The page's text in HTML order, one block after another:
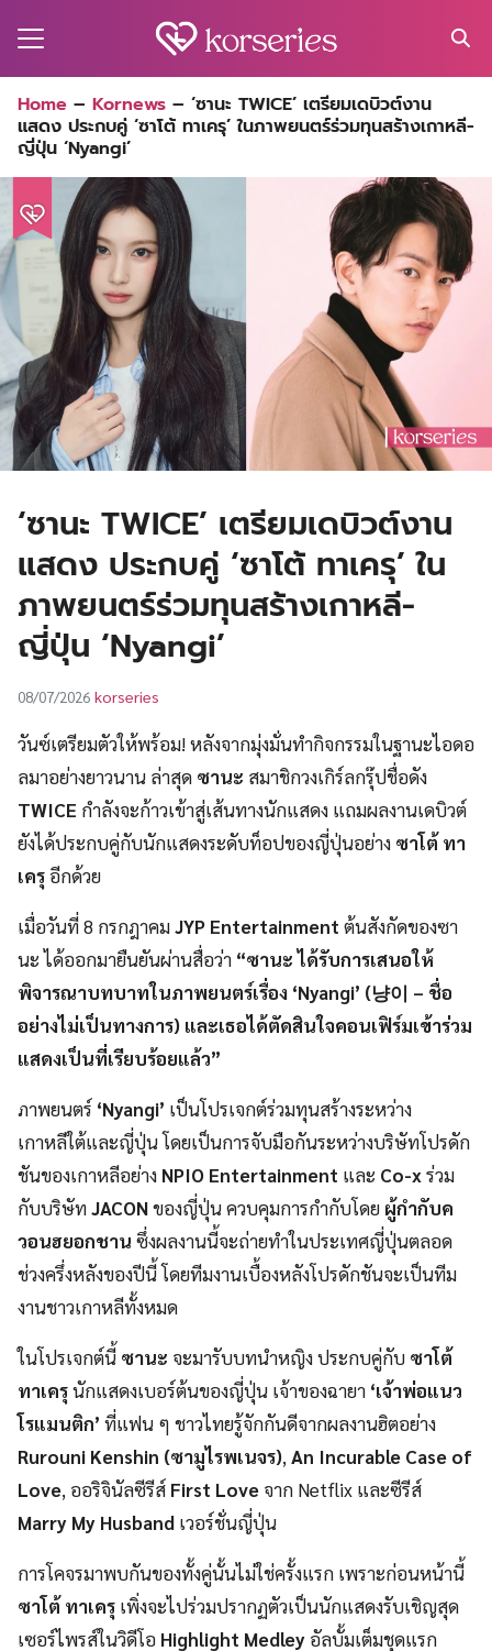
for:
Home – Kornews – ‘ซานะ TWICE’ เตรียมเดบิวต์งาน
แสดง ประกบคู่ ‘ซาโต้ ทาเครุ’ ในภาพยนตร์ร่วมทุนสร้างเกาหลี-
ญี่ปุ่น ‘Nyangi’
‘ซานะ TWICE’ เตรียมเดบิวต์งาน
แสดง ประกบคู่ ‘ซาโต้ ทาเครุ’ ใน
ภาพยนตร์ร่วมทุนสร้างเกาหลี-
ญี่ปุ่น ‘Nyangi’
08/07/2026 korseries
วันซ์เตรียมตัวให้พร้อม! หลังจากมุ่งมั่นทำกิจกรรมในฐานะไอดอ
ลมาอย่างยาวนาน ล่าสุด ซานะ สมาชิกวงเกิร์ลกรุ๊ปชื่อดัง
TWICE กำลังจะก้าวเข้าสู่เส้นทางนักแสดง แถมผลงานเดบิวต์
ยังได้ประกบคู่กับนักแสดงระดับท็อปของญี่ปุ่นอย่าง ซาโต้ ทา
เครุ อีกด้วย
เมื่อวันที่ 8 กรกฎาคมJYP Entertainment ต้นสังกัดของซา
นะ ได้ออกมายืนยันผ่านสื่อว่า “ซานะ ได้รับการเสนอให้
พิจารณาบทบาทในภาพยนตร์เรื่อง ‘Nyangi’ (냥이 – ชื่อ
อย่างไม่เป็นทางการ) และเธอได้ตัดสินใจคอนเฟิร์มเข้าร่วม
แสดงเป็นที่เรียบร้อยแล้ว”
ภาพยนตร์ ‘Nyangi’ เป็นโปรเจกต์ร่วมทุนสร้างระหว่าง
เกาหลีใต้และญี่ปุ่น โดยเป็นการจับมือกันระหว่างบริษัทโปรดัก
ชันของเกาหลีอย่าง NPIO Entertainment และ Co-xร่วม
กับบริษัทJACONของญี่ปุ่น ควบคุมการกำกับโดย ผู้กำกับค
วอนฮยอกชาน ซึ่งผลงานนี้จะถ่ายทำในประเทศญี่ปุ่นตลอด
ช่วงครึ่งหลังของปีนี้ โดยทีมงานเบื้องหลังโปรดักชันจะเป็นทีม
งานชาวเกาหลีทั้งหมด
ในโปรเจกต์นี้ ซานะ จะมารับบทนำหญิง ประกบคู่กับ ซาโต้
ทาเครุนักแสดงเบอร์ต้นของญี่ปุ่น เจ้าของฉายา ‘เจ้าพ่อแนว
โรแมนติก’ ที่แฟน ๆ ชาวไทยรู้จักกันดีจากผลงานฮิตอย่าง
Rurouni Kenshin (ซามูไรพเนจร), An Incurable Case of
Love, ออริจินัลซีรีส์ First Love จาก Netflix และซีรีส์
Marry My Husband เวอร์ชั่นญี่ปุ่น
การโคจรมาพบกันของทั้งคู่นั้นไม่ใช่ครั้งแรก เพราะก่อนหน้านี้
ซาโต้ ทาเครุ เพิ่งจะไปร่วมปรากฏตัวเป็นนักแสดงรับเชิญสุด
เซอร์ไพรส์ในวิดีโอ Highlight Medley อัลบั้มเต็มชุดแรก